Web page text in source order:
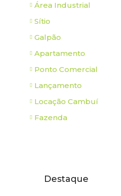
Área Industrial
Sítio
Galpão
Apartamento
Ponto Comercial
Lançamento
Locação Cambuí
Fazenda
Destaque